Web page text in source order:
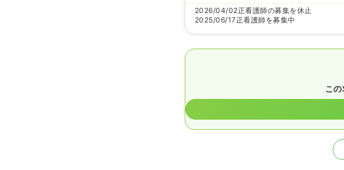
2026/04/02正看護師の募集を休止
2025/06/17正看護師を募集中
こ